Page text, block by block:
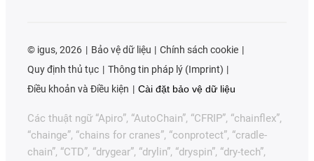
© igus, 2026 Bảo vệ dữ liệu
Chính sách cookie
Quy định thủ tục
Thông tin pháp lý (Imprint)
Điều khoản và Điều kiện
Cài đặt bảo vệ dữ liệu
Các thuật ngữ “Apiro”, “AutoChain”, “CFRIP”, “chainflex”,
“chainge”, “chains for cranes”, “conprotect”, “cradle-
chain”, “CTD”, “drygear”, “drylin”, “dryspin”, “dry-tech”,